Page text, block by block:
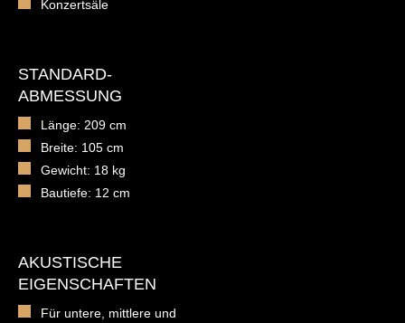
Konzertsäle
STANDARD-
ABMESSUNG
Länge: 209 cm
Breite: 105 cm
Gewicht: 18 kg
Bautiefe: 12 cm
AKUSTISCHE
EIGENSCHAFTEN
Für untere, mittlere und